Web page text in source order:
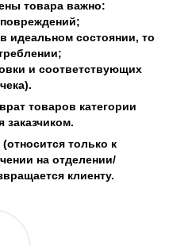
товара важно:
идеальном состоянии, то
и соответствующих
товаров категории
только к
на отделении/
клиенту.